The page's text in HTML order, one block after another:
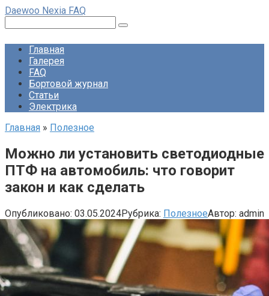
Перейти
контенту
Daewoo Nexia FAQ
Главная
Галерея
FAQ
Бортовой журнал
Статьи
Электрика
Главная » Полезное
Можно ли установить светодиодные
ПТФ на автомобиль: что говорит
закон и как сделать
Опубликовано: 03.05.2024Рубрика: ПолезноеАвтор: admin